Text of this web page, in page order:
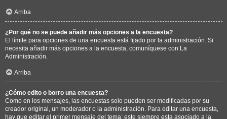
Arriba
¿Por qué no se puede añadir más opciones a la encuesta?
El límite para opciones de una encuesta está fijado por la administración. Si
necesita añadir más opciones a la encuesta, comuníquese con La
Administración.
Arriba
¿Cómo edito o borro una encuesta?
Como en los mensajes, las encuestas solo pueden ser modificadas por su
creador original, un moderador o la administración. Para editar una encuesta,
hay que editar el primer mensaje del tema; este siempre esta asociado a la